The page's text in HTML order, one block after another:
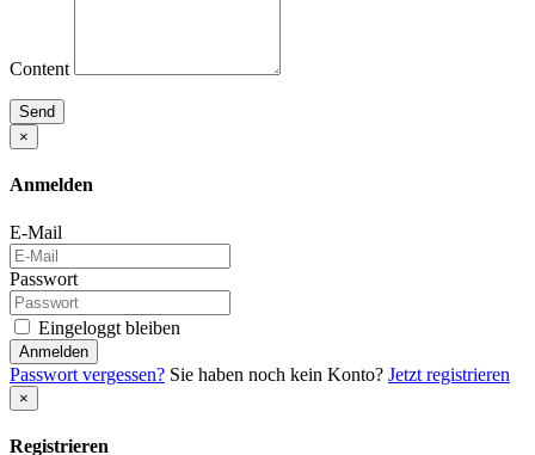
Content
Send
×
Anmelden
E-Mail
Passwort
Eingeloggt bleiben
Anmelden
Passwort vergessen? Sie haben noch kein Konto? Jetzt registrieren
×
Registrieren